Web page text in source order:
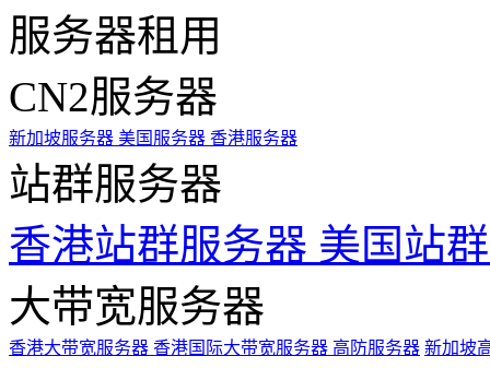
服务器租用
CN2服务器
新加坡服务器 美国服务器 香港服务器
站群服务器
香港站群服务器 美国站
大带宽服务器
香港大带宽服务器 香港国际大带宽服务器 高防服务器 新加坡